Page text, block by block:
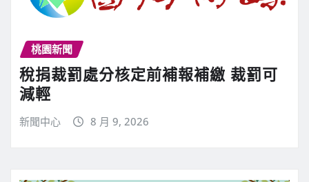
桃園新聞
稅捐裁罰處分核定前補報補繳 裁罰可
減輕
新聞中心 8 月 9, 2026